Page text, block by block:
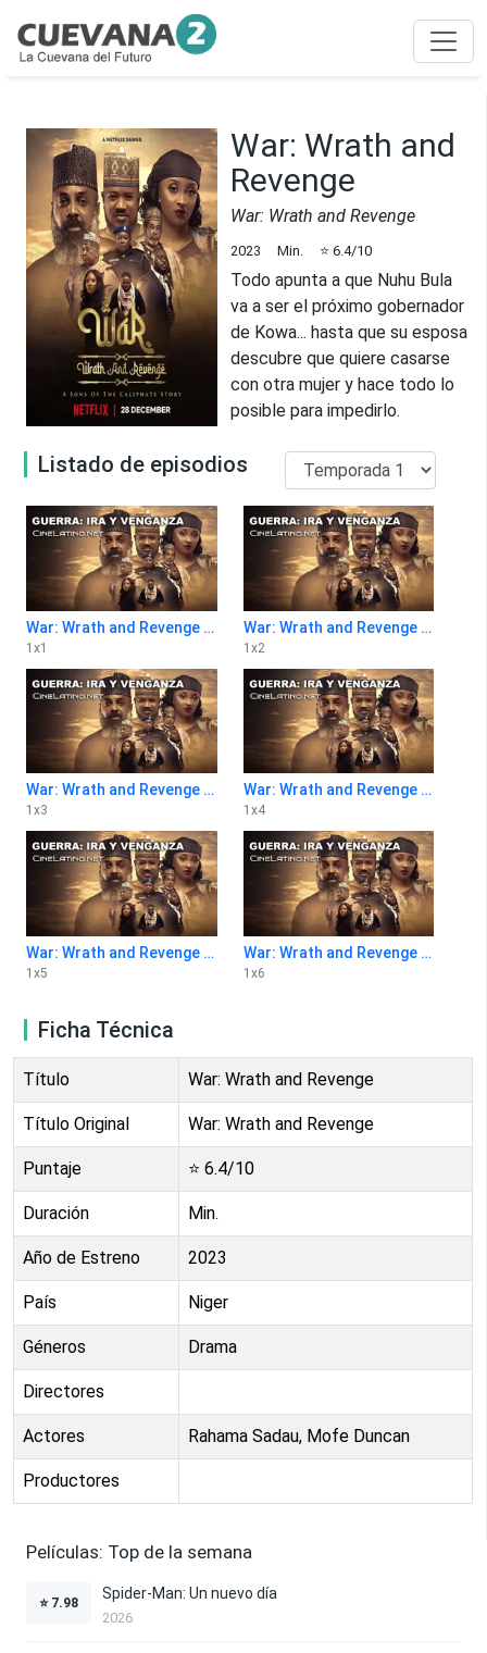
War: Wrath and
Revenge
War: Wrath and Revenge
2023 Min. ⭐ 6.4/10
Todo apunta a que Nuhu Bula
va a ser el próximo gobernador
de Kowa... hasta que su esposa
descubre que quiere casarse
con otra mujer y hace todo lo
posible para impedirlo.
Listado de episodios
War: Wrath and Revenge 1x1
1 x1
War: Wrath and Revenge 1x2
1 x2
War: Wrath and Revenge 1x3
1 x3
War: Wrath and Revenge 1x4
1 x4
War: Wrath and Revenge 1x5
1 x5
War: Wrath and Revenge 1x6
1 x6
Ficha Técnica
Título War: Wrath and Revenge
Título Original War: Wrath and Revenge
Puntaje ⭐ 6.4/10
Duración Min.
Año de Estreno 2023
País Niger
Géneros Drama
Directores
Actores Rahama Sadau, Mofe Duncan
Productores
Películas: Top de la semana
⭐ 7.98
Spider-Man: Un nuevo día
2026